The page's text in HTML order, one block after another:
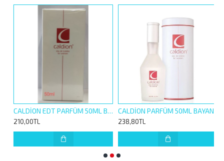
CALDİON EDT PARFÜM 50ML BAYAN
210,00TL
CALDİON PARFÜM 50ML BAYAN
238,80TL